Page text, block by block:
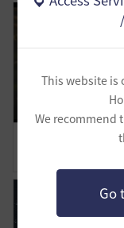
This website is
We recommend
Go